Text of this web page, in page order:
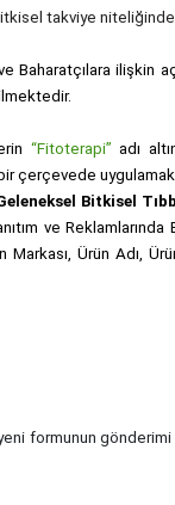
takviye
Baharatçılara ilişkin
“Fitoterapi” adı
bir çerçevede
Bitkisel
ve Reklamlarında
Markası, Ürün Adı,
formunun gönderimi